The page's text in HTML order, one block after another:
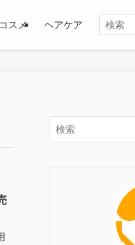
コスメ ヘアケア